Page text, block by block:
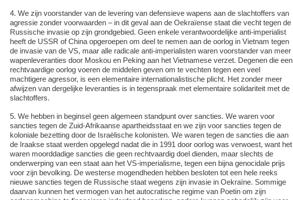
4. We zijn voorstander van de levering van defensieve wapens aan de slachtoffers van
agressie zonder voorwaarden – in dit geval aan de Oekraïense staat die vecht tegen de
Russische invasie op zijn grondgebied. Geen enkele verantwoordelijke anti-imperialist
heeft de USSR of China opgeroepen om deel te nemen aan de oorlog in Vietnam tegen
de invasie van de VS, maar alle radicale anti-imperialisten waren voorstander van meer
wapenleveranties door Moskou en Peking aan het Vietnamese verzet. Degenen die een
rechtvaardige oorlog voeren de middelen geven om te vechten tegen een veel
machtigere agressor, is een elementaire internationalistische plicht. Het zonder meer
afwijzen vandergelijke leveranties is in tegenspraak met elementaire solidariteit met de
slachtoffers.
5. We hebben in beginsel geen algemeen standpunt over sancties. We waren voor
sancties tegen de Zuid-Afrikaanse apartheidsstaat en we zijn voor sancties tegen de
koloniale bezetting door de Israëlische kolonisten. We waren tegen de sancties die aan
de Iraakse staat werden opgelegd nadat die in 1991 door oorlog was verwoest, want het
waren moorddadige sancties die geen rechtvaardig doel dienden, maar slechts de
onderwerping van een staat aan het VS-imperialisme, tegen een bijna genocidale prijs
voor zijn bevolking. De westerse mogendheden hebben besloten tot een hele reeks
nieuwe sancties tegen de Russische staat wegens zijn invasie in Oekraïne. Sommige
daarvan kunnen het vermogen van het autocratische regime van Poetin om zijn